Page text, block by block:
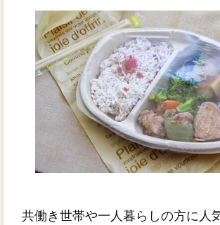
共働き世帯や一人暮らしの方に人